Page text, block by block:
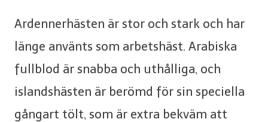
Ardennerhästen är stor och stark och har
länge använts som arbetshäst. Arabiska
fullblod är snabba och uthålliga, och
islandshästen är berömd för sin speciella
gångart tölt, som är extra bekväm att